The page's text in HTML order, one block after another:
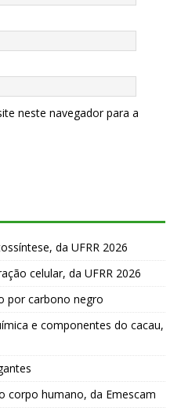
neste navegador para a
da UFRR 2026
celular, da UFRR 2026
por carbono negro
e componentes do cacau,
corpo humano, da Emescam